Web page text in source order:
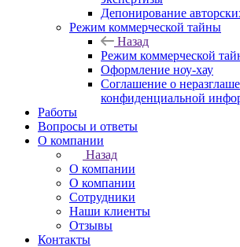
Депонирование
Режим коммерческой тайны
Назад
Режим коммерческой
Оформление ноу-хау
Соглашение о
конфиденциальной
Работы
Вопросы и ответы
О компании
Назад
О компании
О компании
Сотрудники
Наши клиенты
Отзывы
Контакты